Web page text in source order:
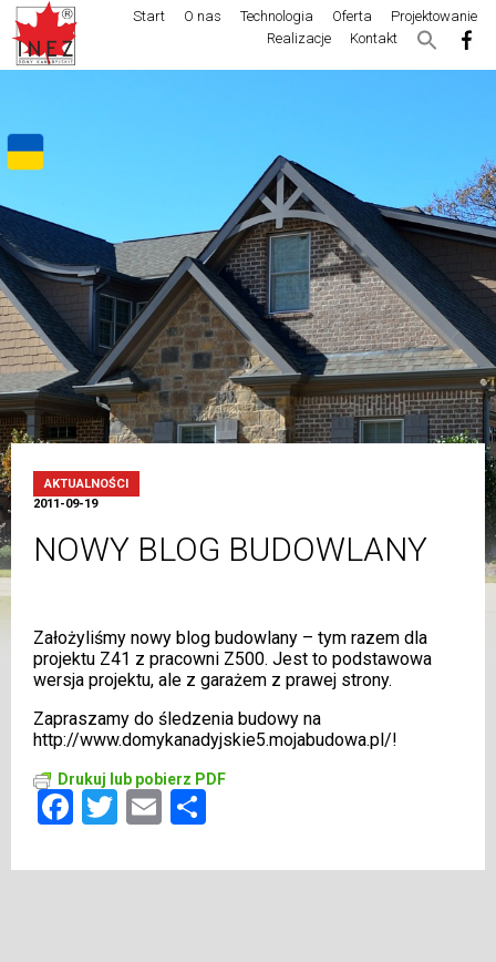
Start O nas Technologia Oferta
Projektowanie
Realizacje
Kontakt
AKTUALNOŚCI
2011-09-19
NOWY BLOG BUDOWLANY
Założyliśmy nowy blog budowlany – tym razem dla
projektu Z41 z pracowni Z500. Jest to podstawowa
wersja projektu, ale z garażem z prawej strony.
Zapraszamy do śledzenia budowy na
http://www.domykanadyjskie5.mojabudowa.pl/!
Drukuj lub pobierz PDF
Facebook
Twitter
Email